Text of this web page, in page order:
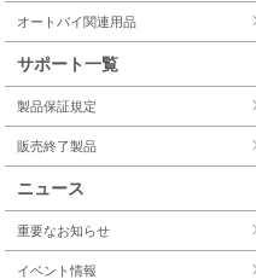
オートバイ関連用品
サポート一覧
製品保証規定
販売終了製品
ニュース
重要なお知らせ
イベント情報